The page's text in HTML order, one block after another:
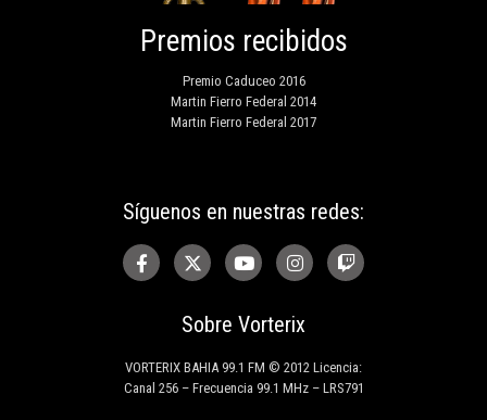
Sobre Vorterix
VORTERIX BAHIA 99.1 FM © 2012 Licencia:
Canal 256 – Frecuencia 99.1 MHz – LRS791
Síguenos en nuestras redes:
Premios recibidos
Premio Caduceo 2016
Martin Fierro Federal 2014
Martin Fierro Federal 2017